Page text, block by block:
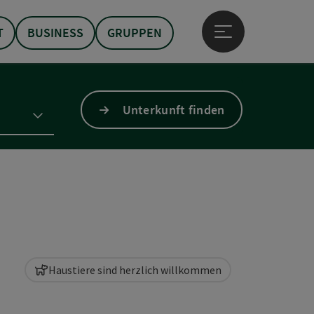
BUSINESS GRUPPEN
Hauptmenü öffnen
Unterkunft finden
Haustiere sind herzlich willkommen